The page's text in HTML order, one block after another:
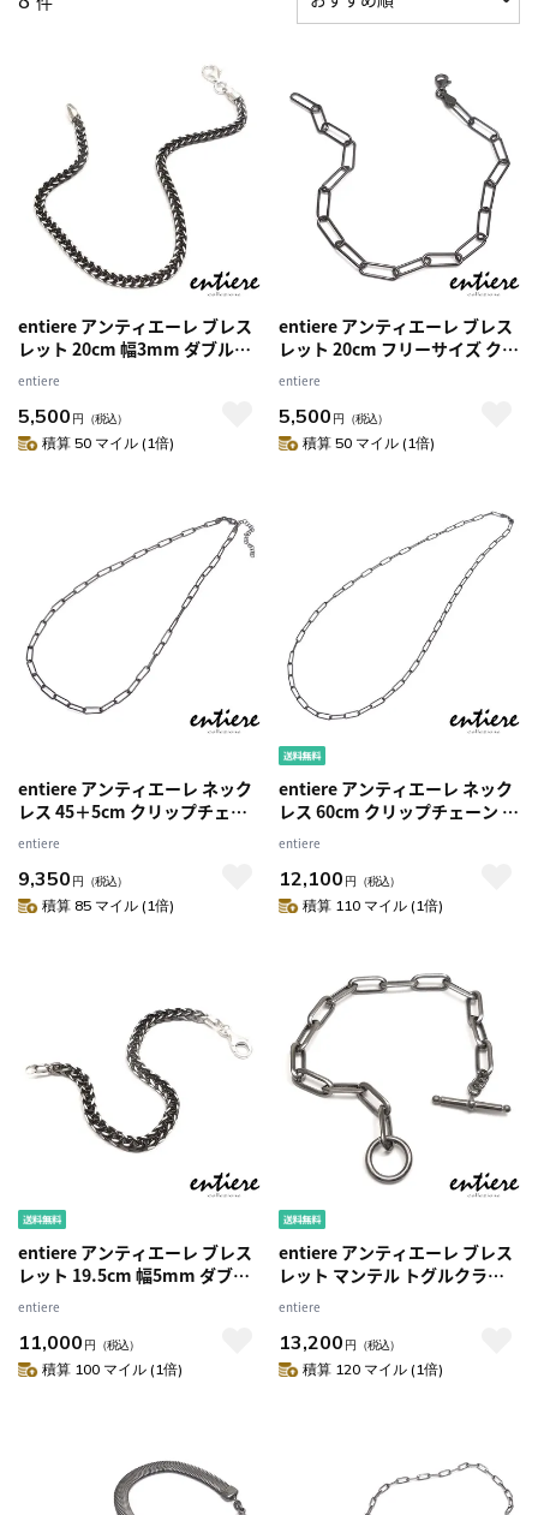
entiere アンティエーレ ブレス
レット 20cm 幅3mm ダブル喜
平チェーン シルバー925 ブラッ
クルテニウムメッキ レディース
メンズ
entiere
5,500 円 （税込）
積算 50 マイル (1倍)
entiere アンティエーレ ブレス
レット 20cm フリーサイズ クリ
ップチェーン シルバー925 ブラ
ックルテニウムメッキ レディー
ス メンズ
entiere
5,500 円 （税込）
積算 50 マイル (1倍)
entiere アンティエーレ ネック
レス 45＋5cm クリップチェー
ン シルバー925 ブラックルテニ
entiere
9,350 円 （税込）
積算 85 マイル (1倍)
entiere アンティエーレ ネック
レス 60cm クリップチェーン シ
ルバー925 ブラックルテニウム
entiere
12,100 円 （税込）
積算 110 マイル (1倍)
entiere アンティエーレ ブレス
レット 19.5cm 幅5mm ダブル
キヘイチェーン シルバー925 ブ
ラックルテニウムメッキ レディ
ース メンズ
entiere
11,000 円 （税込）
積算 100 マイル (1倍)
entiere アンティエーレ ブレス
レット マンテル トグルクラス
プ Tバー クリップチェーン
19cm シルバー925 ルテニウム
メッキ レディース メンズ
entiere
13,200 円 （税込）
積算 120 マイル (1倍)